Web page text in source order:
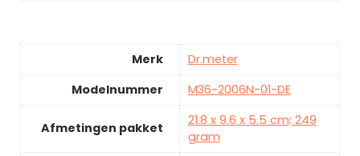
Merk
Dr.meter
Modelnummer
M36-2006N-01-DE
Afmetingen pakket
21.8 x 9.6 x 5.5 cm; 249
gram